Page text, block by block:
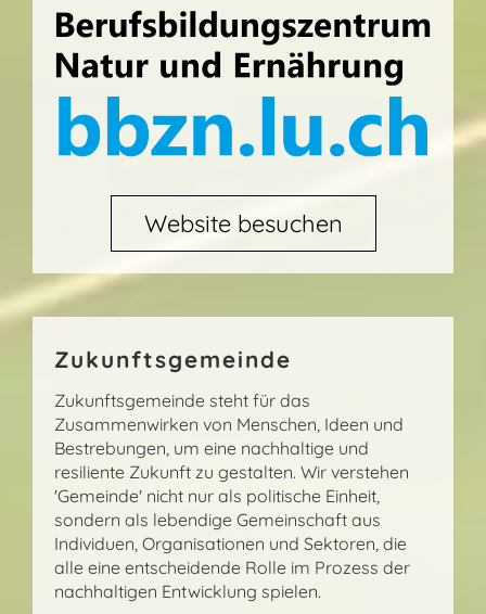
Website besuchen
Zukunftsgemeinde
Zukunftsgemeinde steht für das
Zusammenwirken von Menschen, Ideen und
Bestrebungen, um eine nachhaltige und
resiliente Zukunft zu gestalten. Wir verstehen
'Gemeinde' nicht nur als politische Einheit,
sondern als lebendige Gemeinschaft aus
Individuen, Organisationen und Sektoren, die
alle eine entscheidende Rolle im Prozess der
nachhaltigen Entwicklung spielen.